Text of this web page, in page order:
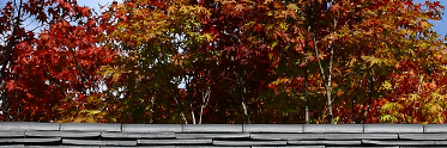
불학연구원과정(5년)
불교석학과정(2년)
불교의식과정(특별과정)
문의 및 답변